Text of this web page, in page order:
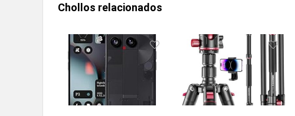
Chollos relacionados